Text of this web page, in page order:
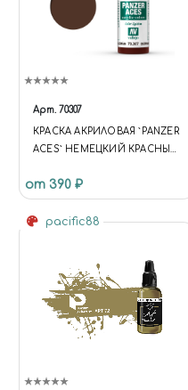
Арт. 70307
КРАСКА АКРИЛОВАЯ `PANZER
ACES` НЕМЕЦКИЙ КРАСНЫЙ
RED TAIL LIGHT
от 390 ₽
pacific88